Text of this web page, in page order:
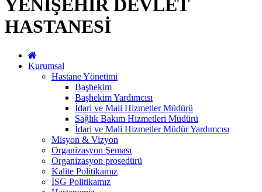
YENİŞEHİR DEVLET
HASTANESİ
Kurumsal
Hastane Yönetimi
Başhekim
Başhekim Yardımcısı
İdari ve Mali Hizmetler Müdürü
Sağlık Bakım Hizmetleri Müdürü
İdari ve Mali Hizmetler Müdür Yardımcısı
Misyon & Vizyon
Organizasyon Şeması
Organizasyon prosedürü
Kalite Politikamız
İSG Politikamız